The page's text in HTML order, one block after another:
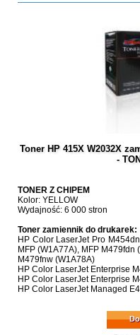
Toner HP 415X W2032X
-
TONER Z CHIPEM
Kolor: YELLOW
Wydajność: 6 000 stron
Toner zamiennik do drukarek:
HP Color LaserJet Pro
MFP (W1A77A), MFP
M479fnw (W1A78A)
HP Color LaserJet Enterprise
HP Color LaserJet Enterprise
HP Color LaserJet Managed